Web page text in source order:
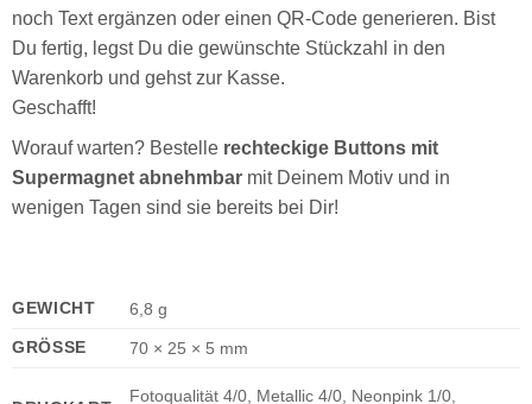
noch Text ergänzen oder einen QR-Code generieren. Bist
Du fertig, legst Du die gewünschte Stückzahl in den
Warenkorb und gehst zur Kasse.
Geschafft!
Worauf warten? Bestelle rechteckige Buttons mit
Supermagnet abnehmbarmit Deinem Motiv und in
wenigen Tagen sind sie bereits bei Dir!
GEWICHT
6,8 g
GRÖSSE
70 × 25 × 5 mm
Fotoqualität 4/0, Metallic 4/0, Neonpink 1/0,